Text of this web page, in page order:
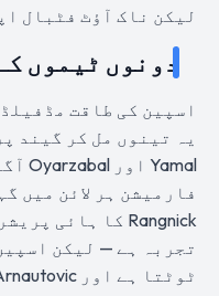
لیکن ناک آؤٹ فٹبال
دونوں ٹیموں
یہ تینوں مل کر گیند
فارمیشن ہر لائن میں
تجربہ ہے — لیکن